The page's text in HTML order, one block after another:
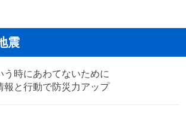
震
う時にあわてないために
報と行動で防災力アップ